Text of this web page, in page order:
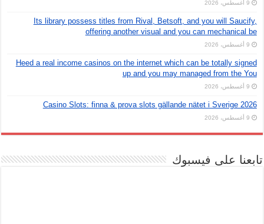
9 أغسطس، 2026
Its library possess titles from Rival, Betsoft, and you will Saucify,
offering another visual and you can mechanical be
9 أغسطس، 2026
Heed a real income casinos on the internet which can be totally signed
up and you may managed from the You
9 أغسطس، 2026
Casino Slots: finna & prova slots gällande nätet i Sverige 2026
9 أغسطس، 2026
تابعنا على فيسبوك